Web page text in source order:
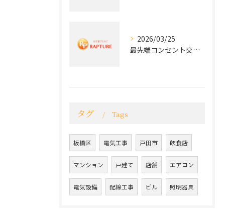
2026/03/25
最先端コンセント交換で実現する安全と快適な住環境
タグ Tags
板橋区 電気工事 戸田市 飲食店
マンション 戸建て 店舗 エアコン
電気設備 配線工事 ビル 照明器具